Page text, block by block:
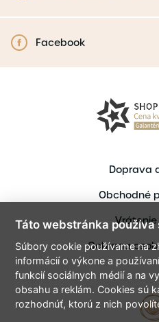
Facebook
Doprava
Obchodné
Ochrana
Táto webstránka
Súbory cookie používame na
informácií o výkone a
funkcií sociálnych médií a na
obsahu a reklám. Cookies sú
rozhodnúť, ktorú z nich